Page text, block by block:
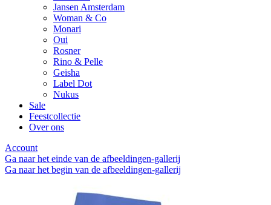
Jansen Amsterdam
Woman & Co
Monari
Oui
Rosner
Rino & Pelle
Geisha
Label Dot
Nukus
Sale
Feestcollectie
Over ons
Account
Ga naar het einde van de afbeeldingen-gallerij
Ga naar het begin van de afbeeldingen-gallerij